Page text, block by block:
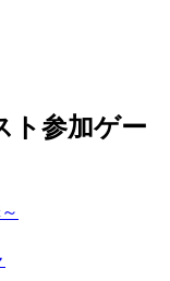
ト参加ゲー